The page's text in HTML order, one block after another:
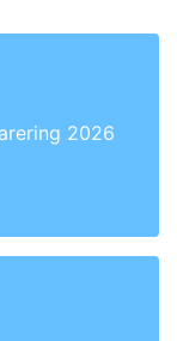
2026